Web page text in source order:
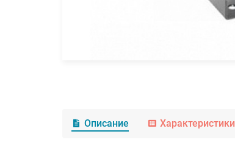
Описание Характеристики